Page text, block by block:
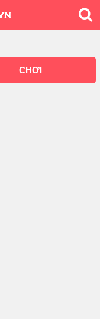
CHƠI